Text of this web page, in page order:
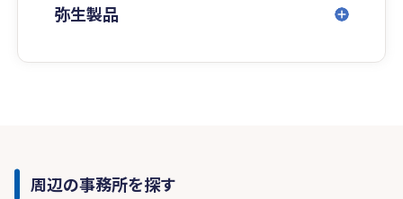
弥生製品
周辺の事務所を探す